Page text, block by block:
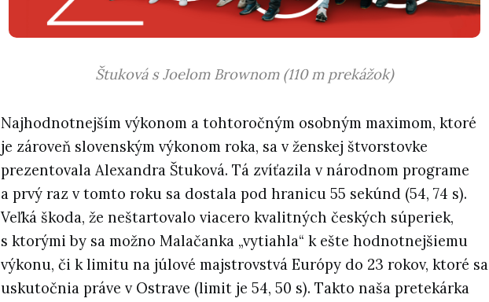
Štuková s Joelom Brownom (110 m prekážok)
Najhodnotnejším výkonom a tohtoročným osobným maximom, ktoré
je zároveň slovenským výkonom roka, sa v ženskej štvorstovke
prezentovala Alexandra Štuková. Tá zvíťazila v národnom programe
a prvý raz v tomto roku sa dostala pod hranicu 55 sekúnd (54, 74 s).
Veľká škoda, že neštartovalo viacero kvalitných českých súperiek,
s ktorými by sa možno Malačanka „vytiahla“ k ešte hodnotnejšiemu
výkonu, či k limitu na júlové majstrovstvá Európy do 23 rokov, ktoré sa
uskutočnia práve v Ostrave (limit je 54, 50 s). Takto naša pretekárka